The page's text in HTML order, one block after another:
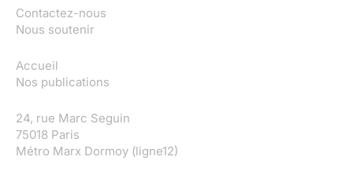
Contactez-nous
Nous soutenir
Accueil
Nos publications
24, rue Marc Seguin
75018 Paris
Métro Marx Dormoy (ligne12)